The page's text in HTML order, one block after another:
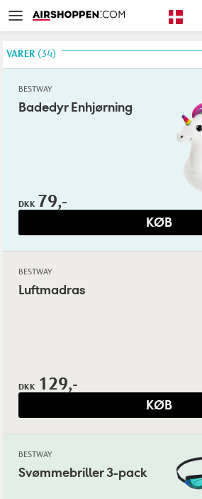
34
VARER
BESTWAY
Badedyr Enhjørning
DKK 79,-
KØB
BESTWAY
Luftmadras
DKK 129,-
KØB
BESTWAY
Svømmebriller 3-pack